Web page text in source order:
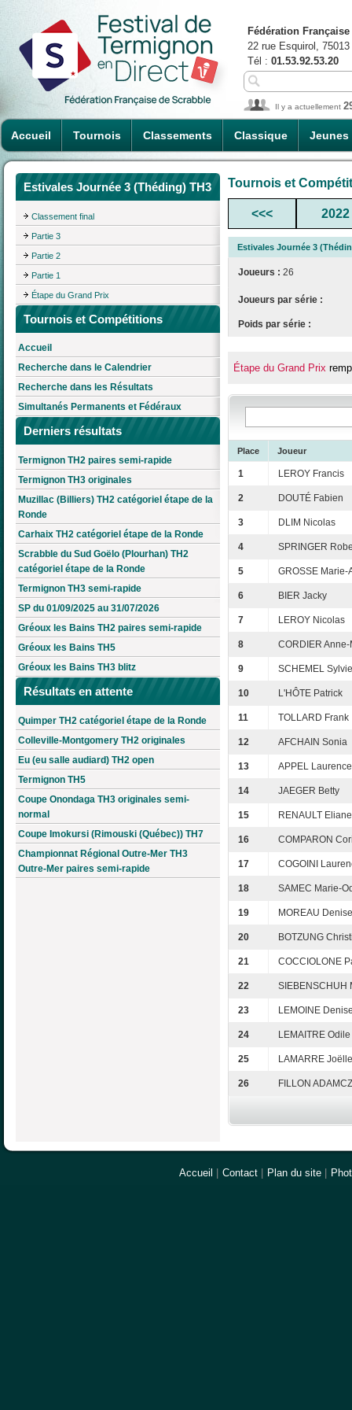
Accueil Tournois Classements Classique Jeunes
Fédération
22 rue Esquirol,
Tél : 01.53.92.53.20
Il y a actuellement
Estivales Journée 3 (Théding) TH3
Classement final
Partie 3
Partie 2
Partie 1
Étape du Grand Prix
Tournois et Compétitions
Accueil
Recherche dans le Calendrier
Recherche dans les Résultats
Simultanés Permanents et Fédéraux
Derniers résultats
Termignon TH2 paires semi-rapide
Termignon TH3 originales
Muzillac (Billiers) TH2 catégoriel étape de la
Ronde
Carhaix TH2 catégoriel étape de la Ronde
Scrabble du Sud Goëlo (Plourhan) TH2
catégoriel étape de la Ronde
Termignon TH3 semi-rapide
SP du 01/09/2025 au 31/07/2026
Gréoux les Bains TH2 paires semi-rapide
Gréoux les Bains TH5
Gréoux les Bains TH3 blitz
Résultats en attente
Quimper TH2 catégoriel étape de la Ronde
Colleville-Montgomery TH2 originales
Eu (eu salle audiard) TH2 open
Termignon TH5
Coupe Onondaga TH3 originales semi-
normal
Coupe Imokursi (Rimouski (Québec)) TH7
Championnat Régional Outre-Mer TH3
Outre-Mer paires semi-rapide
Tournois et
<<< 2022
Estivales Journée 3
Joueurs : 26
Joueurs par série :
Poids par série :
Étape du Grand Prix
Place Joueur
1 LEROY Francis
2 DOUTÉ Fabien
3 DLIM Nicolas
4 SPRINGER
5 GROSSE Marie-
6 BIER Jacky
7 LEROY Nicolas
8 CORDIER
9 SCHEMEL Sylvie
10 L'HÔTE Patrick
11 TOLLARD Frank
12 AFCHAIN Sonia
13 APPEL Laurence
14 JAEGER Betty
15 RENAULT Eliane
16 COMPARON
17 COGOINI
18 SAMEC Marie-
19 MOREAU Denise
20 BOTZUNG
21 COCCIOLONE
22 SIEBENSCHUH
23 LEMOINE
24 LEMAITRE Odile
25 LAMARRE Joëlle
26 FILLON
Accueil Contact Plan du site